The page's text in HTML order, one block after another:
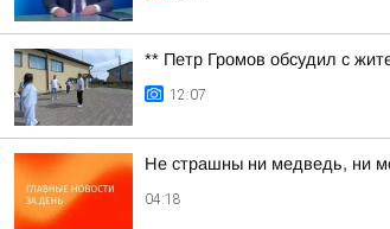
** Петр Громов обсудил с
12:07
Не страшны ни медведь, ни
04:18